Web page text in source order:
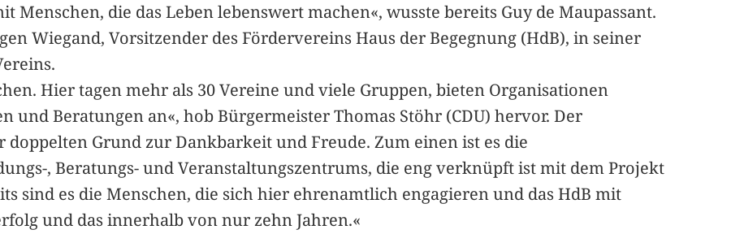
Menschen, die das Leben lebenswert machen«, wusste bereits Guy de Maupassant.
Wiegand, Vorsitzender des Fördervereins Haus der Begegnung (HdB), in seiner
Hier tagen mehr als 30 Vereine und viele Gruppen, bieten Organisationen
und Beratungen an«, hob Bürgermeister Thomas Stöhr (CDU) hervor. Der
doppelten Grund zur Dankbarkeit und Freude. Zum einen ist es die
, Beratungs- und Veranstaltungszentrums, die eng verknüpft ist mit dem Projekt
sind es die Menschen, die sich hier ehrenamtlich engagieren und das HdB mit
und das innerhalb von nur zehn Jahren.«